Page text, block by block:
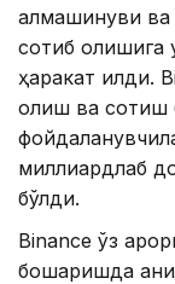
алмашинуви ва
сотиб олишига
ҳаракат қилди.
олиш ва сотиш
миллиардлаб
бўлди.
Binancе ўз
бошқаришда